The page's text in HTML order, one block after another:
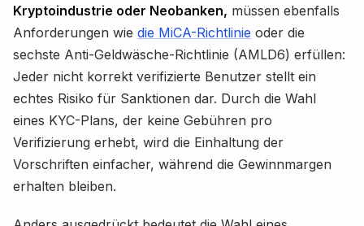
Kryptoindustrie oder Neobanken, müssen ebenfalls
Anforderungen wie die MiCA-Richtlinie oder die
sechste Anti-Geldwäsche-Richtlinie (AMLD6) erfüllen:
Jeder nicht korrekt verifizierte Benutzer stellt ein
echtes Risiko für Sanktionen dar. Durch die Wahl
eines KYC-Plans, der keine Gebühren pro
Verifizierung erhebt, wird die Einhaltung der
Vorschriften einfacher, während die Gewinnmargen
erhalten bleiben.